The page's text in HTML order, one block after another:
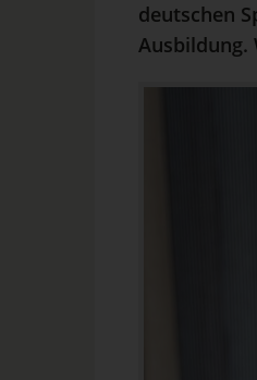
deutschen
Ausbildung.